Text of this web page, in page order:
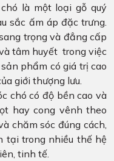
là một loại gỗ quý
sắc ấm áp đặc trưng.
trọng và đẳng cấp
tâm huyết trong việc
phẩm có giá trị cao
giới thượng lưu.
chó có độ bền cao và
hay cong vênh theo
chăm sóc đúng cách,
tại trong nhiều thế hệ
tinh tế.